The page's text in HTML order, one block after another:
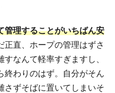
管理することがいちばん安
正直、ホープの管理はずさ
なんて軽率すぎますし、
終わりのはず。自分がそん
さずそばに置いてしまいそ